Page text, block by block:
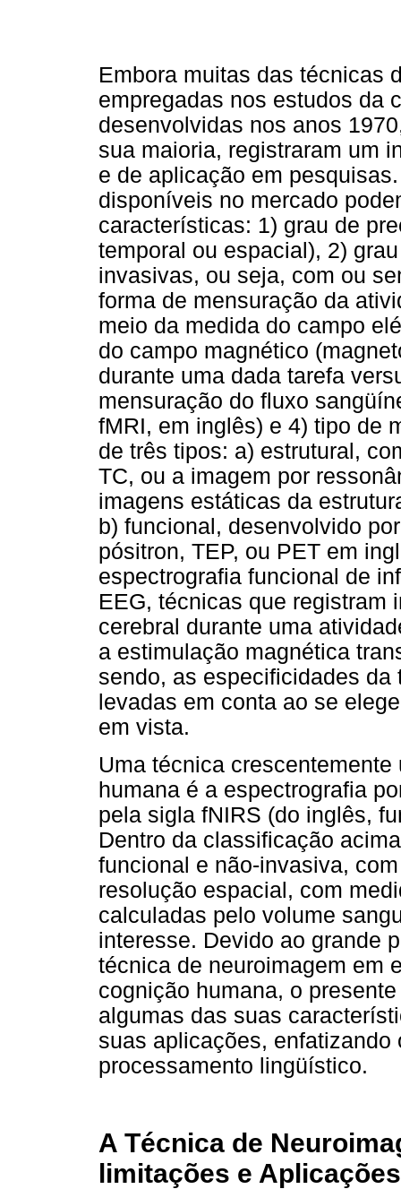
Embora muitas das técnicas
empregadas nos estudos da
desenvolvidas nos anos
sua maioria, registraram um
e de aplicação em
disponíveis no mercado
características: 1) grau de
temporal ou espacial), 2)
invasivas, ou seja, com ou
forma de mensuração da
meio da medida do campo
do campo magnético
durante uma dada tarefa
mensuração do fluxo
fMRI, em inglês) e 4) tipo de
de três tipos: a) estrutural,
TC, ou a imagem por
imagens estáticas da
b) funcional, desenvolvido
pósitron, TEP, ou PET em
espectrografia funcional de
EEG, técnicas que registram
cerebral durante uma
a estimulação magnética
sendo, as especificidades
levadas em conta ao se
em vista.
Uma técnica
humana é a espectrografia
pela sigla fNIRS (do inglês,
Dentro da classificação
funcional e não-invasiva,
resolução espacial, com
calculadas pelo volume
interesse. Devido ao grande
técnica de neuroimagem em
cognição humana, o
algumas das suas
suas aplicações,
processamento lingüístico.
A Técnica de
limitações e Aplicações